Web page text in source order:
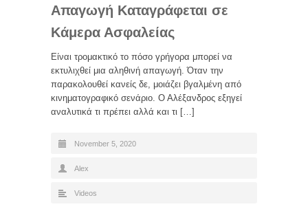
Απαγωγή Καταγράφεται σε
Κάμερα Ασφαλείας
Είναι τρομακτικό το πόσο γρήγορα μπορεί να
εκτυλιχθεί μια αληθινή απαγωγή. Όταν την
παρακολουθεί κανείς δε, μοιάζει βγαλμένη από
κινηματογραφικό σενάριο. Ο Αλέξανδρος εξηγεί
αναλυτικά τι πρέπει αλλά και τι […]
November 5, 2020
Alex
Videos